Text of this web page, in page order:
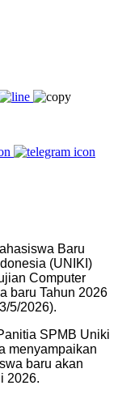
Baru
(UNIKI)
Computer
baru Tahun 2026
5/2026).
SPMB Uniki
menyampaikan
baru akan
2026.